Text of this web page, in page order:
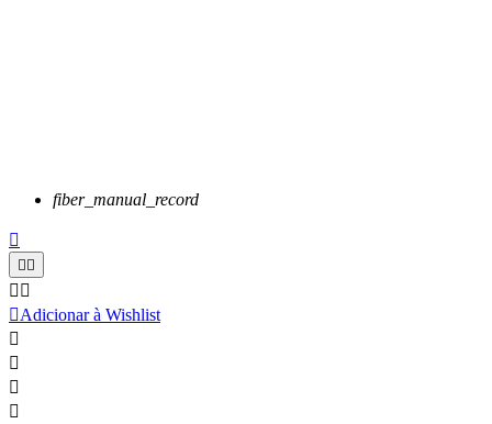
fiber_manual_record


 
Adicionar à Wishlist



